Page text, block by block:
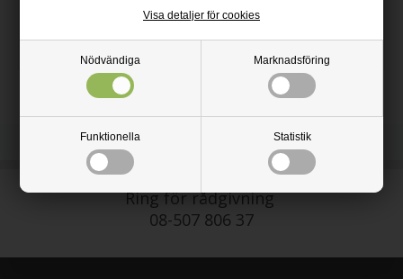
Nödvändiga Marknadsföring
Funktionella Statistik
Visa detaljer för cookies
Höjd: 32 mm
Ring för rådgivning
08-507 806 37